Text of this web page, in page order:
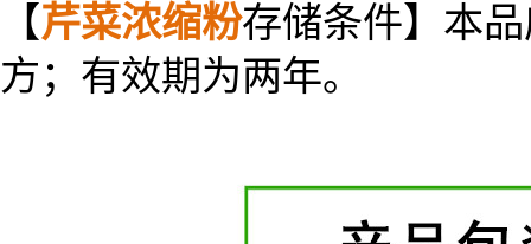
【芹菜浓缩粉存储条件】本
方；有效期为两年。